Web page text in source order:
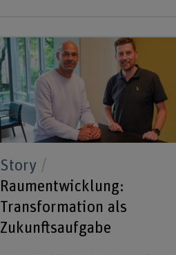
Story
Raumentwicklung:
Transformation als
Zukunftsaufgabe